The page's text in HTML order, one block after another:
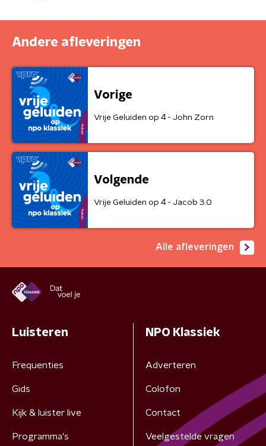
Andere afleveringen
Vorige
Vrije Geluiden op 4 - John Zorn
Volgende
Vrije Geluiden op 4 - Jacob 3.0
Alle afleveringen
Luisteren
Frequenties
Gids
Kijk & luister live
Programma's
NPO Klassiek
Adverteren
Colofon
Contact
Veelgestelde vragen